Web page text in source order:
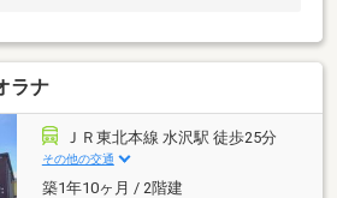
ラナ
ＪＲ東北本線 水沢駅 徒歩25分
その他の交通
築1年10ヶ月 / 2階建